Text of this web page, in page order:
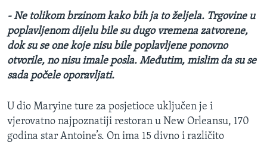
- Ne tolikom brzinom kako bih ja to željela. Trgovine u
poplavljenom dijelu bile su dugo vremena zatvorene,
dok su se one koje nisu bile poplavljene ponovno
otvorile, no nisu imale posla. Međutim, mislim da su se
sada počele oporavljati.
U dio Maryine ture za posjetioce uključen je i
vjerovatno najpoznatiji restoran u New Orleansu, 170
godina star Antoine’s. On ima 15 divno i različito